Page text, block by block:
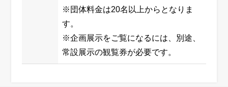
※団体料金は20名以上からとなりま
す。
※企画展示をご覧になるには、別途、
常設展示の観覧券が必要です。